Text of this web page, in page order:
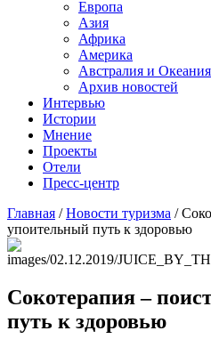
Европа
Азия
Африка
Америка
Австралия и Океания
Архив новостей
Интервью
Истории
Мнение
Проекты
Отели
Пресс-центр
Главная /Новости туризма /
упоительный путь к здоровью
Сокотерапия –
путь к здоровью